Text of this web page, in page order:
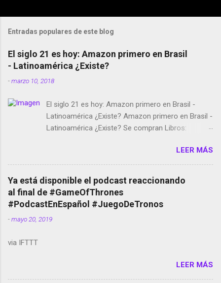
Entradas populares de este blog
El siglo 21 es hoy: Amazon primero en Brasil
- Latinoamérica ¿Existe?
-marzo 10, 2018
El siglo 21 es hoy: Amazon primero en Brasil -
Latinoamérica ¿Existe? Amazon primero en Brasil -
Latinoamérica ¿Existe? Se compran Libros:
temporada de Black Mirror Twitter deja de verificar
cuentas Responden los fotógrafos Brian May y el
copyright en Instagram Música y vídeo selfies en la
red social Riddley Scott saca a Kevin Spacey de su
película Francisco regaña a los que usan el
smartphone en sus misas La serie de la Tierra
Media GoBee - StartUp de bicicletas de alquiler
Live Photos en Google Photos Llegando Partimos
LEER MÁS
Ya está disponible el podcast reaccionando
al final de #GameOfThrones
#PodcastEnEspañol #JuegoDeTronos
-mayo 20, 2019
via IFTTT
LEER MÁS